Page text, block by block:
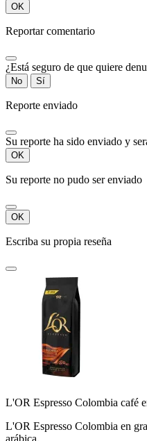
OK
Reportar comentario
¿Está seguro de que quiere
No Sí
Reporte enviado
Su reporte ha sido enviado y
OK
Su reporte no pudo ser enviado
OK
Escriba su propia reseña
L'OR Espresso Colombia café
L'OR Espresso Colombia en
arábica.